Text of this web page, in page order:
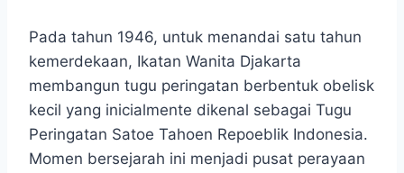
Pada tahun 1946, untuk menandai satu tahun
kemerdekaan, Ikatan Wanita Djakarta
membangun tugu peringatan berbentuk obelisk
kecil yang inicialmente dikenal sebagai Tugu
Peringatan Satoe Tahoen Repoeblik Indonesia. ​
Momen bersejarah ini menjadi pusat perayaan